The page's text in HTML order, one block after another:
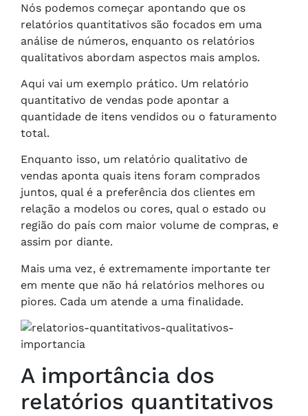
Nós podemos começar apontando que os
relatórios quantitativos são focados em uma
análise de números, enquanto os relatórios
qualitativos abordam aspectos mais amplos.
Aqui vai um exemplo prático. Um relatório
quantitativo de vendas pode apontar a
quantidade de itens vendidos ou o faturamento
total.
Enquanto isso, um relatório qualitativo de
vendas aponta quais itens foram comprados
juntos, qual é a preferência dos clientes em
relação a modelos ou cores, qual o estado ou
região do país com maior volume de compras, e
assim por diante.
Mais uma vez, é extremamente importante ter
em mente que não há relatórios melhores ou
piores. Cada um atende a uma finalidade.
A importância dos
relatórios quantitativos